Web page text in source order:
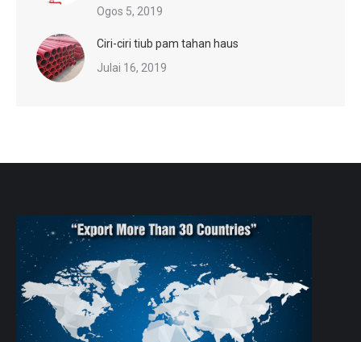
Ogos 5, 2019
Ciri-ciri tiub pam tahan haus
Julai 16, 2019